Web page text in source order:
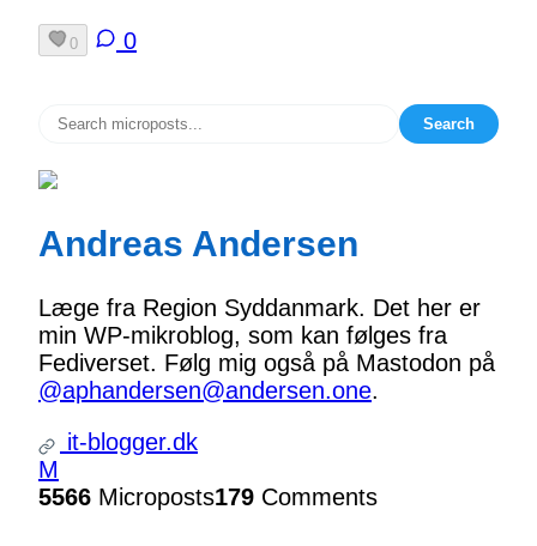
0 0
Search
Andreas Andersen
Læge fra Region Syddanmark. Det her er
min WP-mikroblog, som kan følges fra
Fediverset. Følg mig også på Mastodon på
@aphandersen@andersen.one.
it-blogger.dk
M
5566 Microposts179 Comments